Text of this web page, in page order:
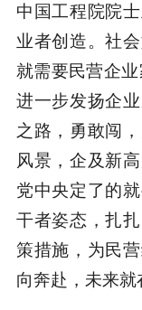
中国工程院院
业者创造。社
就需要民营企业
进一步发扬企
之路，勇敢闯
风景，企及新
党中央定了的
干者姿态，扎
策措施，为民
向奔赴 ，未来就